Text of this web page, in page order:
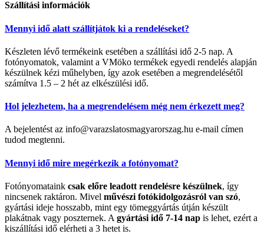
Szállítási információk
Mennyi idő alatt szállítjátok ki a rendeléseket?
Készleten lévő termékeink esetében a szállítási idő 2-5 nap. A
fotónyomatok, valamint a VMöko termékek egyedi rendelés alapján
készülnek kézi műhelyben, így azok esetében a megrendelésétől
számítva 1.5 – 2 hét az elkészülési idő.
Hol jelezhetem, ha a megrendelésem még nem érkezett meg?
A bejelentést az info@varazslatosmagyarorszag.hu e-mail címen
tudod megtenni.
Mennyi idő mire megérkezik a fotónyomat?
Fotónyomataink csak előre leadott rendelésre készülnek, így
nincsenek raktáron. Mivel művészi fotókidolgozásról van szó,
gyártási ideje hosszabb, mint egy tömeggyártás útján készült
plakátnak vagy poszternek. A gyártási idő 7-14 nap is lehet, ezért a
kiszállítási idő elérheti a 3 hetet is.